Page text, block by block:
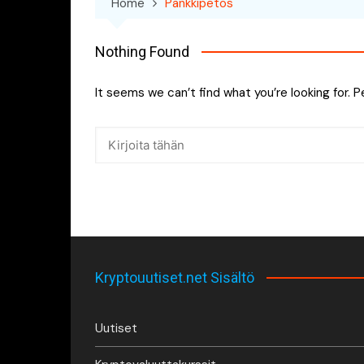
Nothing Found
It seems we can’t find what you’re looking for.
Kryptouutiset.net Sisältö
Uutiset